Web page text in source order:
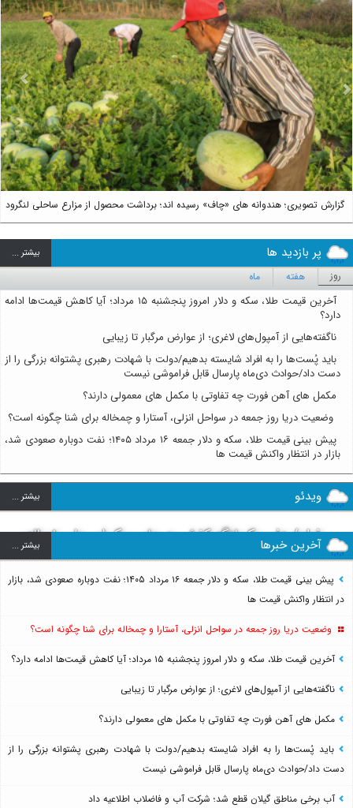
گزارش تصویری؛ هندوانه های «چاف» رسیده اند؛ برداشت محصول از مزارع ساحلی لنگرود
Next
پر بازدید ها بيشتر ...
روز هفته ماه
آخرین قیمت طلا، سکه و دلار امروز پنجشنبه ۱۵ مرداد؛ آیا کاهش قیمت‌ها ادامه
دارد؟
ناگفته‌هایی از آمپول‌های لاغری؛ از عوارض مرگبار تا زیبایی
باید پُست‌ها را به افراد شایسته بدهیم/دولت با شهادت رهبری پشتوانه بزرگی را از
دست داد/حوادث دی‌ماه پارسال قابل فراموشی نیست
مکمل های آهن فورت چه تفاوتی با مکمل های معمولی دارند؟
وضعیت دریا روز جمعه در سواحل انزلی، آستارا و چمخاله برای شنا چگونه است؟
پیش بینی قیمت طلا، سکه و دلار جمعه ۱۶ مرداد ۱۴۰۵؛ نفت دوباره صعودی شد،
بازار در انتظار واکنش قیمت ها
ویدئو بيشتر ...
فیلم/ دفن یک لنگه کفش به جای پیکر امیرعلی ۸ساله؛
روایت تلخ از سرنوشت دومین دانش آموز مدرسه میناب
بعد از ماکان
آخرین خبرها بيشتر ...
پیش بینی قیمت طلا، سکه و دلار جمعه ۱۶ مرداد ۱۴۰۵؛ نفت دوباره صعودی شد، بازار
در انتظار واکنش قیمت ها
وضعیت دریا روز جمعه در سواحل انزلی، آستارا و چمخاله برای شنا چگونه است؟
آخرین قیمت طلا، سکه و دلار امروز پنجشنبه ۱۵ مرداد؛ آیا کاهش قیمت‌ها ادامه دارد؟
ناگفته‌هایی از آمپول‌های لاغری؛ از عوارض مرگبار تا زیبایی
مکمل های آهن فورت چه تفاوتی با مکمل های معمولی دارند؟
باید پُست‌ها را به افراد شایسته بدهیم/دولت با شهادت رهبری پشتوانه بزرگی را از
دست داد/حوادث دی‌ماه پارسال قابل فراموشی نیست
آب برخی مناطق گیلان قطع شد؛ شرکت آب و فاضلاب اطلاعیه داد